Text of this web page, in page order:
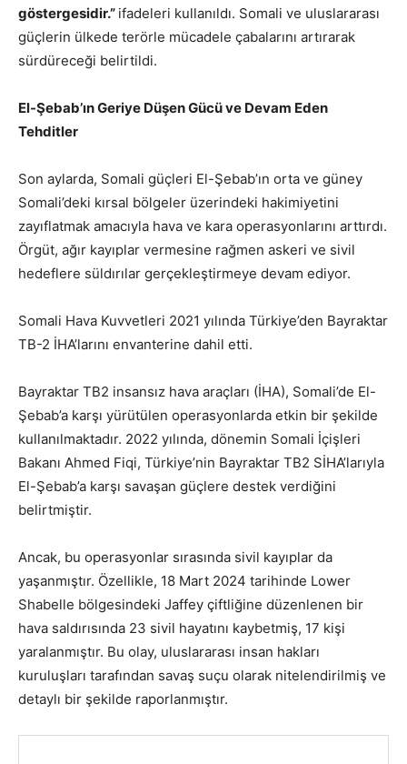
göstergesidir.” ifadeleri kullanıldı. Somali ve uluslararası
güçlerin ülkede terörle mücadele çabalarını artırarak
sürdüreceği belirtildi.
El-Şebab’ın Geriye Düşen Gücü ve Devam Eden
Tehditler
Son aylarda, Somali güçleri El-Şebab’ın orta ve güney
Somali’deki kırsal bölgeler üzerindeki hakimiyetini
zayıflatmak amacıyla hava ve kara operasyonlarını arttırdı.
Örgüt, ağır kayıplar vermesine rağmen askeri ve sivil
hedeflere süldırılar gerçekleştirmeye devam ediyor.
Somali Hava Kuvvetleri 2021 yılında Türkiye’den Bayraktar
TB-2 İHA’larını envanterine dahil etti.
Bayraktar TB2 insansız hava araçları (İHA), Somali’de El-
Şebab’a karşı yürütülen operasyonlarda etkin bir şekilde
kullanılmaktadır. 2022 yılında, dönemin Somali İçişleri
Bakanı Ahmed Fiqi, Türkiye’nin Bayraktar TB2 SİHA’larıyla
El-Şebab’a karşı savaşan güçlere destek verdiğini
belirtmiştir.
Ancak, bu operasyonlar sırasında sivil kayıplar da
yaşanmıştır. Özellikle, 18 Mart 2024 tarihinde Lower
Shabelle bölgesindeki Jaffey çiftliğine düzenlenen bir
hava saldırısında 23 sivil hayatını kaybetmiş, 17 kişi
yaralanmıştır. Bu olay, uluslararası insan hakları
kuruluşları tarafından savaş suçu olarak nitelendirilmiş ve
detaylı bir şekilde raporlanmıştır. ​